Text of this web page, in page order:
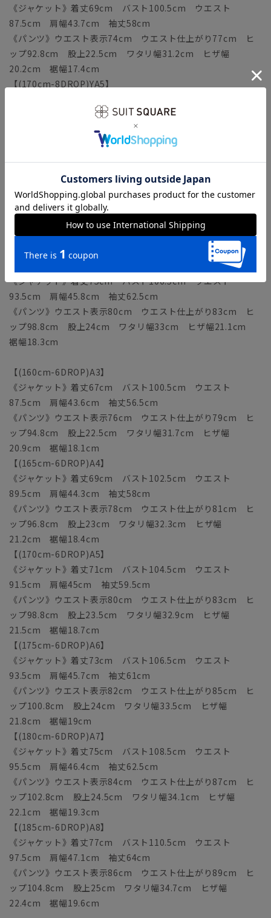
《ジャケット》着丈69cm バスト100.5cm ウエスト
87.5cm 肩幅43.7cm 袖丈58cm
《パンツ》ウエスト表示74cm ウエスト仕上がり77cm ヒ
ップ92.8cm 股上22.5cm ワタリ幅31.2cm ヒザ幅
20.2cm 裾幅17.4cm
【(170cm-8DROP)YA5】
89.5cm 肩幅44.4cm 袖丈59.5cm
《パンツ》ウエスト表示76cm ウエスト仕上がり79cm ヒ
ップ94.8cm 股上23cm ワタリ幅31.8cm ヒザ幅
20.5cm 裾幅17.7cm
【(175cm-8DROP)YA6】
《ジャケット》着丈73cm バスト104.5cm ウエスト
91.5cm 肩幅45.1cm 袖丈61cm
《パンツ》ウエスト表示78cm ウエスト仕上がり81cm ヒ
ップ96.8cm 股上23.5cm ワタリ幅32.4cm ヒザ幅
20.8cm 裾幅18cm
《ジャケット》着丈75cm バスト106.5cm ウエスト
93.5cm 肩幅45.8cm 袖丈62.5cm
《パンツ》ウエスト表示80cm ウエスト仕上がり83cm ヒ
ップ98.8cm 股上24cm ワタリ幅33cm ヒザ幅21.1cm
裾幅18.3cm
【(160cm-6DROP)A3】
《ジャケット》着丈67cm バスト100.5cm ウエスト
87.5cm 肩幅43.6cm 袖丈56.5cm
《パンツ》ウエスト表示76cm ウエスト仕上がり79cm ヒ
ップ94.8cm 股上22.5cm ワタリ幅31.7cm ヒザ幅
20.9cm 裾幅18.1cm
【(165cm-6DROP)A4】
《ジャケット》着丈69cm バスト102.5cm ウエスト
89.5cm 肩幅44.3cm 袖丈58cm
《パンツ》ウエスト表示78cm ウエスト仕上がり81cm ヒ
ップ96.8cm 股上23cm ワタリ幅32.3cm ヒザ幅
21.2cm 裾幅18.4cm
【(170cm-6DROP)A5】
《ジャケット》着丈71cm バスト104.5cm ウエスト
91.5cm 肩幅45cm 袖丈59.5cm
《パンツ》ウエスト表示80cm ウエスト仕上がり83cm ヒ
ップ98.8cm 股上23.5cm ワタリ幅32.9cm ヒザ幅
21.5cm 裾幅18.7cm
【(175cm-6DROP)A6】
《ジャケット》着丈73cm バスト106.5cm ウエスト
93.5cm 肩幅45.7cm 袖丈61cm
《パンツ》ウエスト表示82cm ウエスト仕上がり85cm ヒ
ップ100.8cm 股上24cm ワタリ幅33.5cm ヒザ幅
21.8cm 裾幅19cm
【(180cm-6DROP)A7】
《ジャケット》着丈75cm バスト108.5cm ウエスト
95.5cm 肩幅46.4cm 袖丈62.5cm
《パンツ》ウエスト表示84cm ウエスト仕上がり87cm ヒ
ップ102.8cm 股上24.5cm ワタリ幅34.1cm ヒザ幅
22.1cm 裾幅19.3cm
【(185cm-6DROP)A8】
《ジャケット》着丈77cm バスト110.5cm ウエスト
97.5cm 肩幅47.1cm 袖丈64cm
《パンツ》ウエスト表示86cm ウエスト仕上がり89cm ヒ
ップ104.8cm 股上25cm ワタリ幅34.7cm ヒザ幅
22.4cm 裾幅19.6cm